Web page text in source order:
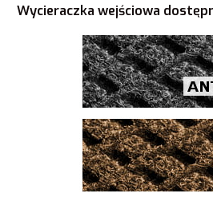
Wycieraczka wejściowa